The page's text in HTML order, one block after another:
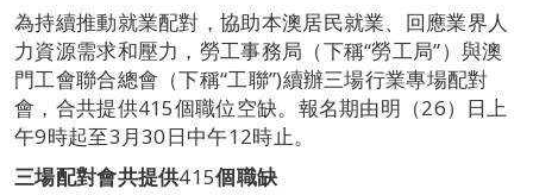
為持續推動就業配對，協助本澳居民就業、回應業界人
力資源需求和壓力，勞工事務局（下稱“勞工局”）與澳
門工會聯合總會（下稱“工聯”)續辦三場行業專場配對
會，合共提供415個職位空缺。報名期由明（26）日上
午9時起至3月30日中午12時止。
三場配對會共提供415個職缺